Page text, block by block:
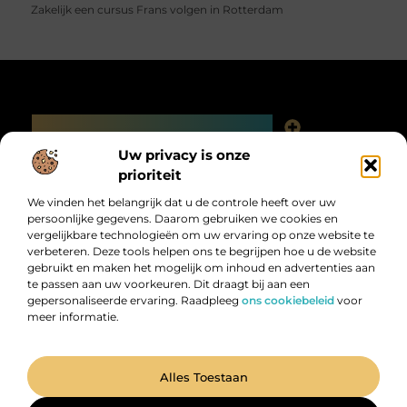
Uw privacy is onze
prioriteit
We vinden het belangrijk dat u de controle heeft over uw
persoonlijke gegevens. Daarom gebruiken we cookies en
vergelijkbare technologieën om uw ervaring op onze website te
verbeteren. Deze tools helpen ons te begrijpen hoe u de website
gebruikt en maken het mogelijk om inhoud en advertenties aan
te passen aan uw voorkeuren. Dit draagt bij aan een
gepersonaliseerde ervaring. Raadpleeg ons cookiebeleid voor
meer informatie.
Alles Toestaan
Zakelijk een cursus Frans volgen in Rotterdam
Bericht categorie
Digitalk.nl – Ontdek, leer en praat mee!
@2025 All Right Reserved. Design by